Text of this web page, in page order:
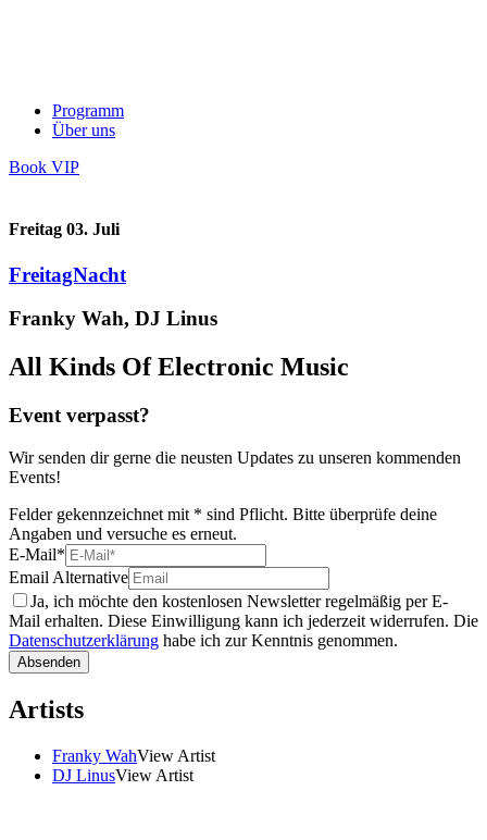
Programm
Über uns
Book VIP
Freitag 03. Juli
FreitagNacht
Franky Wah, DJ Linus
All Kinds Of Electronic Music
Event verpasst?
Wir senden dir gerne die neusten Updates zu unseren kommenden
Events!
Felder gekennzeichnet mit * sind Pflicht. Bitte überprüfe deine
Angaben und versuche es erneut.
E-Mail*
Email Alternative
Ja, ich möchte den kostenlosen Newsletter regelmäßig per E-
Mail erhalten. Diese Einwilligung kann ich jederzeit widerrufen. Die
Datenschutzerklärung habe ich zur Kenntnis genommen.
Absenden
Artists
Franky WahView Artist
DJ LinusView Artist